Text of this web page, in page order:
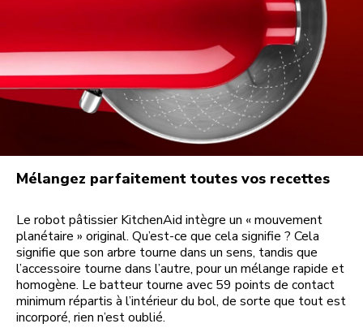
Mélangez parfaitement toutes vos recettes
Le robot pâtissier KitchenAid intègre un « mouvement
planétaire » original. Qu’est-ce que cela signifie ? Cela
signifie que son arbre tourne dans un sens, tandis que
l’accessoire tourne dans l’autre, pour un mélange rapide et
homogène. Le batteur tourne avec 59 points de contact
minimum répartis à l’intérieur du bol, de sorte que tout est
incorporé, rien n’est oublié.